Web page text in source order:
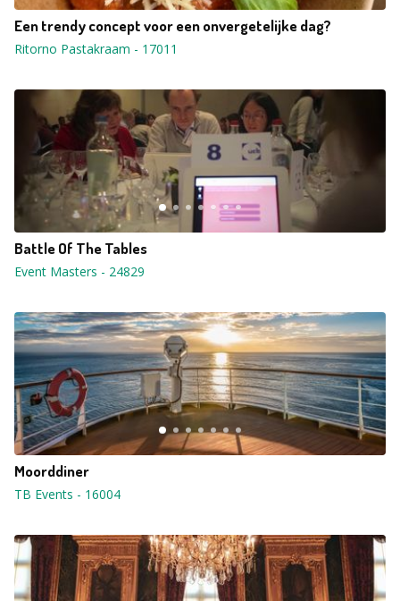
Een trendy concept voor een onvergetelijke dag?
Ritorno Pastakraam - 17011
Battle Of The Tables
Event Masters - 24829
Moorddiner
TB Events - 16004